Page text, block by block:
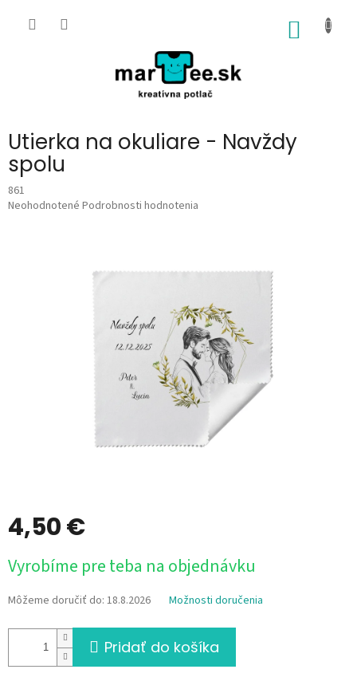
Utierka na okuliare - Navždy
spolu
861
Priemerné
Neohodnotené Podrobnosti hodnotenia
4,50 €
cena:
Vyrobíme pre teba na objednávku
Môžeme doručiť do: 18.8.2026 Možnosti doručenia
Pridať do košíka